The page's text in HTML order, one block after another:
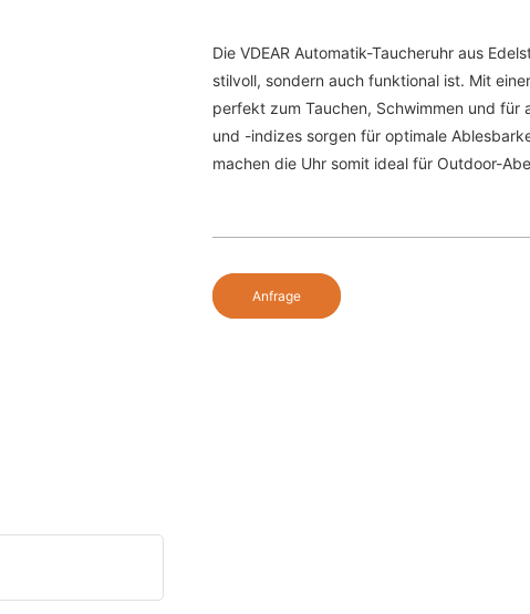
Die VDEAR Automatik-Taucheruhr aus
stilvoll, sondern auch funktional ist. Mit
perfekt zum Tauchen, Schwimmen und für
und -indizes sorgen für optimale
machen die Uhr somit ideal für Outdoor-
Anfrage